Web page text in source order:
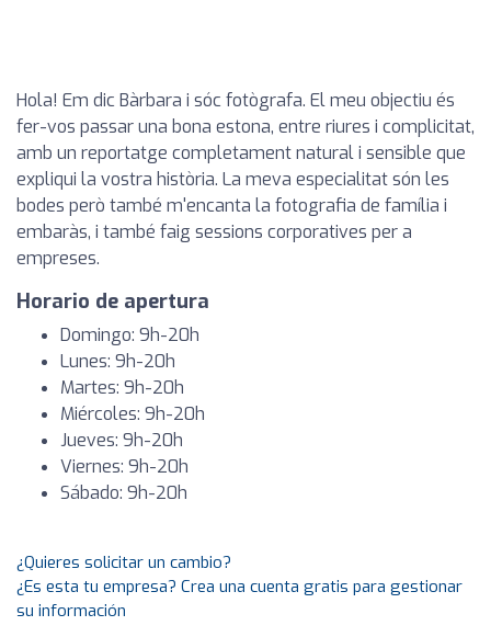
Hola! Em dic Bàrbara i sóc fotògrafa. El meu objectiu és
fer-vos passar una bona estona, entre riures i complicitat,
amb un reportatge completament natural i sensible que
expliqui la vostra història. La meva especialitat són les
bodes però també m'encanta la fotografia de família i
embaràs, i també faig sessions corporatives per a
empreses.
Horario de apertura
Domingo: 9h-20h
Lunes: 9h-20h
Martes: 9h-20h
Miércoles: 9h-20h
Jueves: 9h-20h
Viernes: 9h-20h
Sábado: 9h-20h
¿Quieres solicitar un cambio?
¿Es esta tu empresa? Crea una cuenta gratis para gestionar
su información